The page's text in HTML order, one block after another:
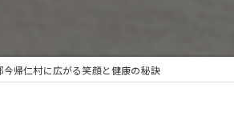
帰仁村に広がる笑顔と健康の秘訣